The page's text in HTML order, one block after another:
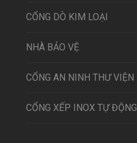
CỔNG DÒ KIM LOẠI
NHÀ BẢO VỆ
CỔNG AN NINH THƯ VIỆN
CỔNG XẾP INOX TỰ ĐỘNG